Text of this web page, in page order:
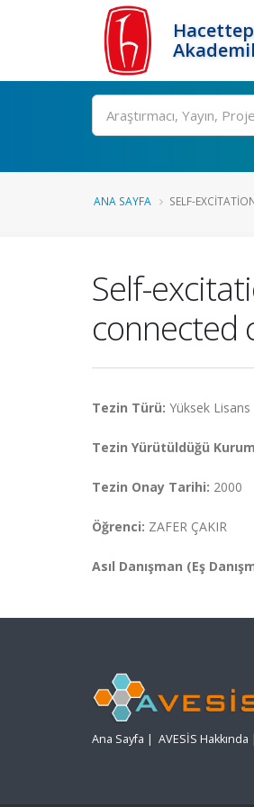
Ara
ANA SAYFA SELF-
Self-
connected
Tezin Türü: Yüksek Lisans
Tezin Yürütüldüğü
Tezin Onay Tarihi: 2000
Öğrenci: ZAFER ÇAKIR
Asıl Danışman (Eş
Ana Sayfa | AVESİS Hakkında